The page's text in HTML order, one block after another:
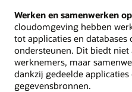
Werken en samenwerken
cloudomgeving hebben
tot applicaties en
ondersteunen. Dit biedt
werknemers, maar
dankzij gedeelde
gegevensbronnen.